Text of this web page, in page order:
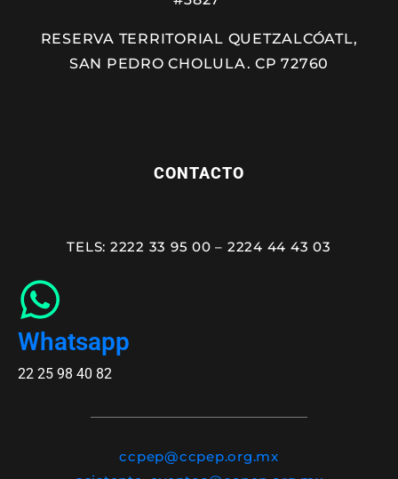
RESERVA TERRITORIAL QUETZALCÓATL,
SAN PEDRO CHOLULA. CP 72760
CONTACTO
TELS: 2222 33 95 00 – 2224 44 43 03
Whatsapp
22 25 98 40 82
ccpep@ccpep.org.mx